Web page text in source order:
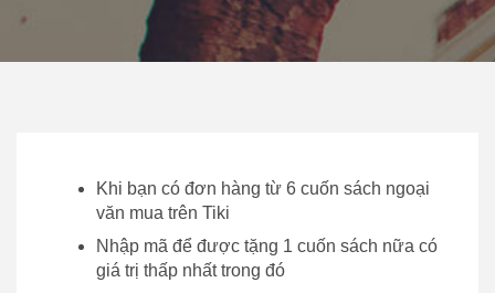
Khi bạn có đơn hàng từ 6 cuốn sách ngoại
văn mua trên Tiki
Nhập mã để được tặng 1 cuốn sách nữa có
giá trị thấp nhất trong đó